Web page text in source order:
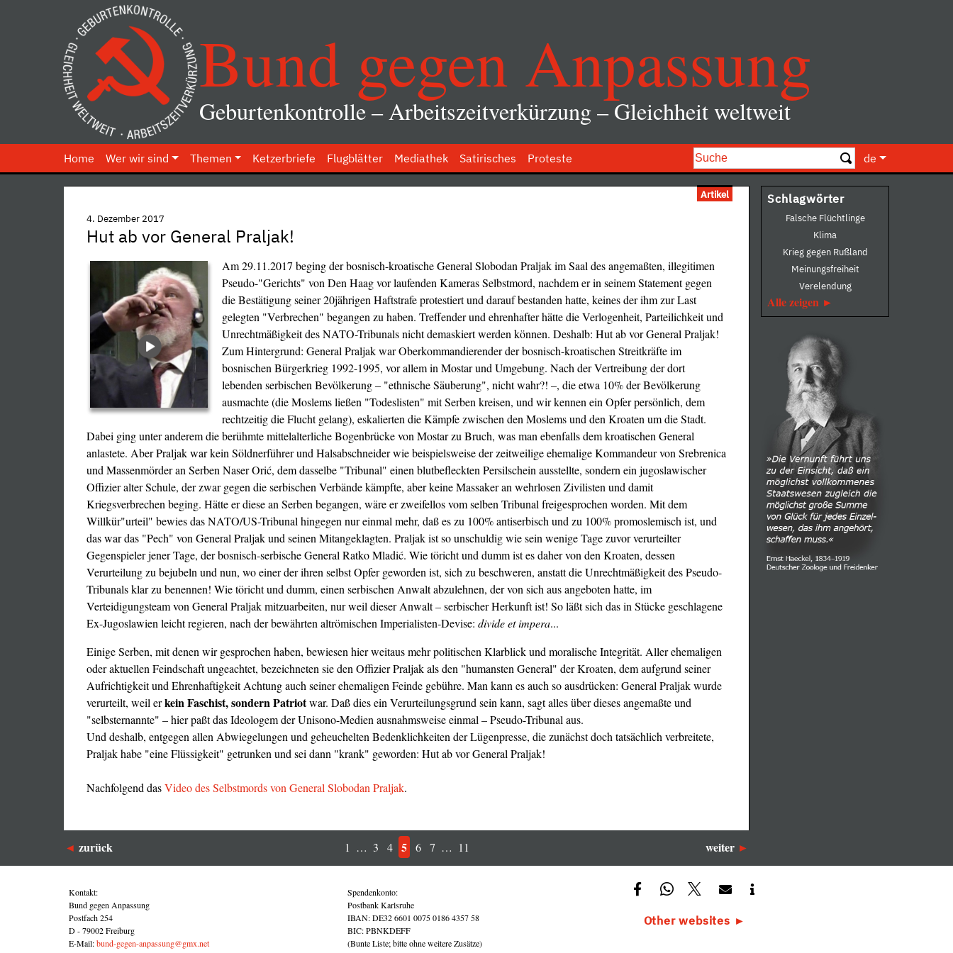
Bund gegen Anpassung
Geburtenkontrolle – Arbeitszeitverkürzung – Gleichheit weltweit
Home Wer wir sind Themen Ketzerbriefe Flugblätter Mediathek Satirisches Proteste de
Artikel
4. Dezember 2017
Hut ab vor General Praljak!
Am 29.11.2017 beging der bosnisch-kroatische General Slobodan Praljak im Saal des angemaßten, illegitimen
Pseudo-"Gerichts" von Den Haag vor laufenden Kameras Selbstmord, nachdem er in seinem Statement gegen
die Bestätigung seiner 20jährigen Haftstrafe protestiert und darauf bestanden hatte, keines der ihm zur Last
gelegten "Verbrechen" begangen zu haben. Treffender und ehrenhafter hätte die Verlogenheit, Parteilichkeit und
Unrechtmäßigkeit des NATO-Tribunals nicht demaskiert werden können. Deshalb: Hut ab vor General Praljak!
Zum Hintergrund: General Praljak war Oberkommandierender der bosnisch-kroatischen Streitkräfte im
bosnischen Bürgerkrieg 1992-1995, vor allem in Mostar und Umgebung. Nach der Vertreibung der dort
lebenden serbischen Bevölkerung – "ethnische Säuberung", nicht wahr?! –, die etwa 10% der Bevölkerung
ausmachte (die Moslems ließen "Todeslisten" mit Serben kreisen, und wir kennen ein Opfer persönlich, dem
rechtzeitig die Flucht gelang), eskalierten die Kämpfe zwischen den Moslems und den Kroaten um die Stadt.
Dabei ging unter anderem die berühmte mittelalterliche Bogenbrücke von Mostar zu Bruch, was man ebenfalls dem kroatischen General
anlastete. Aber Praljak war kein Söldnerführer und Halsabschneider wie beispielsweise der zeitweilige ehemalige Kommandeur von Srebrenica
und Massenmörder an Serben Naser Orić, dem dasselbe "Tribunal" einen blutbefleckten Persilschein ausstellte, sondern ein jugoslawischer
Offizier alter Schule, der zwar gegen die serbischen Verbände kämpfte, aber keine Massaker an wehrlosen Zivilisten und damit
Kriegsverbrechen beging. Hätte er diese an Serben begangen, wäre er zweifellos vom selben Tribunal freigesprochen worden. Mit dem
Willkür"urteil" bewies das NATO/US-Tribunal hingegen nur einmal mehr, daß es zu 100% antiserbisch und zu 100% promoslemisch ist, und
das war das "Pech" von General Praljak und seinen Mitangeklagten. Praljak ist so unschuldig wie sein wenige Tage zuvor verurteilter
Gegenspieler jener Tage, der bosnisch-serbische General Ratko Mladić. Wie töricht und dumm ist es daher von den Kroaten, dessen
Verurteilung zu bejubeln und nun, wo einer der ihren selbst Opfer geworden ist, sich zu beschweren, anstatt die Unrechtmäßigkeit des Pseudo-
Tribunals klar zu benennen! Wie töricht und dumm, einen serbischen Anwalt abzulehnen, der von sich aus angeboten hatte, im
Verteidigungsteam von General Praljak mitzuarbeiten, nur weil dieser Anwalt – serbischer Herkunft ist! So läßt sich das in Stücke geschlagene
Ex-Jugoslawien leicht regieren, nach der bewährten altrömischen Imperialisten-Devise: divide et impera...
Einige Serben, mit denen wir gesprochen haben, bewiesen hier weitaus mehr politischen Klarblick und moralische Integrität. Aller ehemaligen
oder aktuellen Feindschaft ungeachtet, bezeichneten sie den Offizier Praljak als den "humansten General" der Kroaten, dem aufgrund seiner
Aufrichtigkeit und Ehrenhaftigkeit Achtung auch seiner ehemaligen Feinde gebühre. Man kann es auch so ausdrücken: General Praljak wurde
verurteilt, weil erkein Faschist, sondern Patriotwar. Daß dies ein Verurteilungsgrund sein kann, sagt alles über dieses angemaßte und
"selbsternannte" – hier paßt das Ideologem der Unisono-Medien ausnahmsweise einmal – Pseudo-Tribunal aus.
Und deshalb, entgegen allen Abwiegelungen und geheuchelten Bedenklichkeiten der Lügenpresse, die zunächst doch tatsächlich verbreitete,
Praljak habe "eine Flüssigkeit" getrunken und sei dann "krank" geworden: Hut ab vor General Praljak!
Nachfolgend dasVideo des Selbstmords von General Slobodan Praljak.
zurück 1 … 3 4 5 6 7 … 11 weiter
Schlagwörter
Falsche Flüchtlinge
Klima
Krieg gegen Rußland
Meinungsfreiheit
Verelendung
Alle zeigen
Kontakt:
Bund gegen Anpassung
Postfach 254
D - 79002 Freiburg
E-Mail:bund-gegen-anpassung@gmx.net
Spendenkonto:
Postbank Karlsruhe
IBAN: DE32 6601 0075 0186 4357 58
BIC: PBNKDEFF
(Bunte Liste; bitte ohne weitere Zusätze)
Other websites